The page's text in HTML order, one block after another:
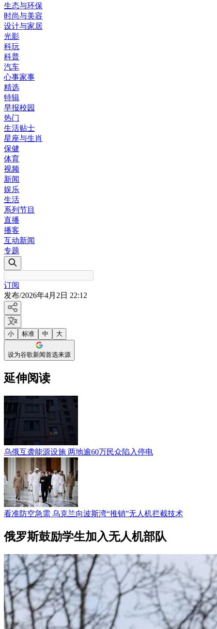
生态与环保
时尚与美容
设计与家居
光影
科玩
科普
汽车
心事家事
精选
特辑
早报校园
热门
生活贴士
星座与生肖
保健
体育
视频
新闻
娱乐
生活
系列节目
直播
播客
互动新闻
专题
订阅
发布/2026年4月2日 22:12
小 标准 中 大
设为谷歌新闻首选来源
延伸阅读
乌俄互袭能源设施 两地逾60万民众陷入停电
看准防空急需 乌克兰向波斯湾“推销”无人机拦截技术
俄罗斯鼓励学生加入无人机部队